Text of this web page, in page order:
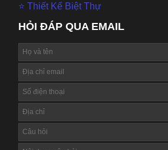
⭐ Thiết Kế Biệt Thự
HỎI ĐÁP QUA EMAIL